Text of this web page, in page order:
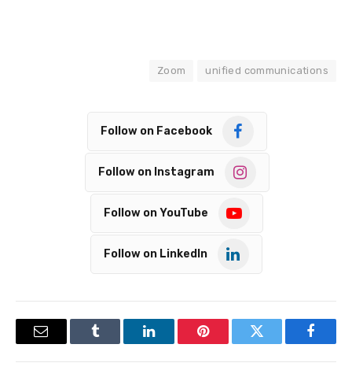
unified communications
Zoom
Follow on Facebook
Follow on Instagram
Follow on YouTube
Follow on LinkedIn
Facebook
Twitter
Pinterest
LinkedIn
Tumblr
Email